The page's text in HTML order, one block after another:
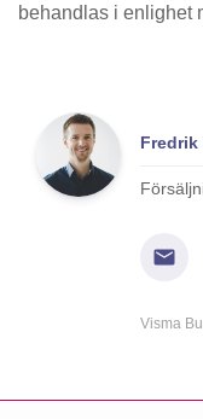
behandlas i enlighet
Visma